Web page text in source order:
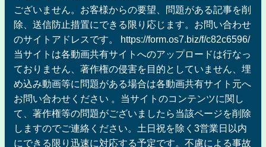
ございません。お客様からの要望、問題がある記事を削
除、送信防止措置にできる限り応じます。お問い合わせ
のサイトアドレスです。 https://form.os7.biz/f/c82c6596/
当サイトは各動画共有サイトへのアップロードは行なっ
ておりません、著作権の侵害を目的としていません、埋
め込み動画等に問題がある場合は各動画共有サイト元へ
お問い合わせください 。当サイトのコンテンツに関し
て、著作権等の問題がございましたら当該ページを削除
しますのでご連絡ください。土日祝を除く3営業日以内
にできる限り迅速に対応する予定です。不慮による事故